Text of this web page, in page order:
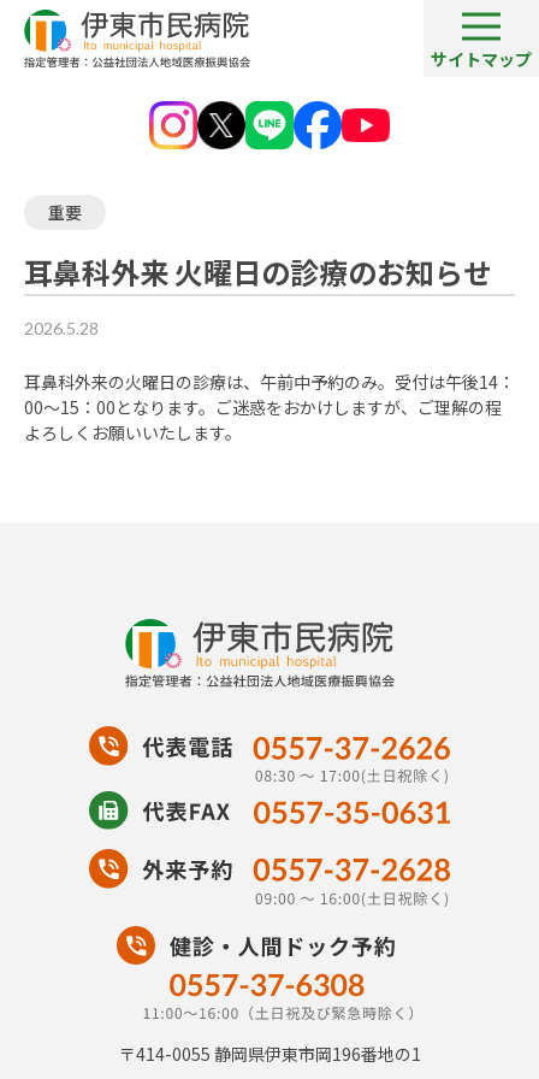
サイトマップ
お知らせ（一覧）耳鼻科外来 火曜日の診療のお知らせ
重要
耳鼻科外来 火曜日の診療のお知らせ
2026.5.28
耳鼻科外来の火曜日の診療は、午前中予約のみ。受付は午後14：
00～15：00となります。ご迷惑をおかけしますが、ご理解の程
よろしくお願いいたします。
〒414-0055 静岡県伊東市岡196番地の1